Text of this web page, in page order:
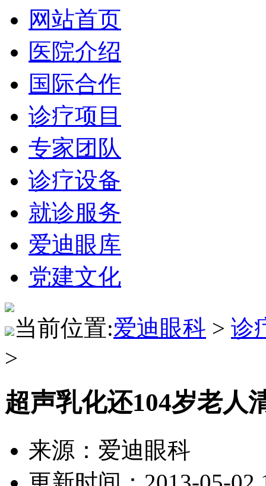
网站首页
医院介绍
国际合作
诊疗项目
专家团队
诊疗设备
就诊服务
爱迪眼库
党建文化
当前位置:爱迪眼科 > 诊
>
超声乳化还104岁老人
来源：爱迪眼科